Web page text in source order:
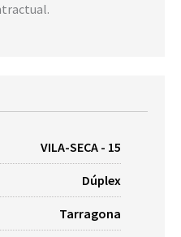
VILA-SECA - 15
Dúplex
Tarragona